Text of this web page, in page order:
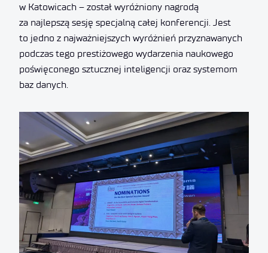
w Katowicach – został wyróżniony nagrodą
za najlepszą sesję specjalną całej konferencji. Jest
to jedno z najważniejszych wyróżnień przyznawanych
podczas tego prestiżowego wydarzenia naukowego
poświęconego sztucznej inteligencji oraz systemom
baz danych.